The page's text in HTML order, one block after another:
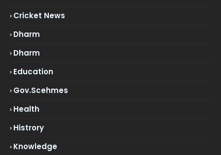
Cricket News
Dharm
Dharm
Education
Gov.scehmes
Health
Histrory
Knowledge